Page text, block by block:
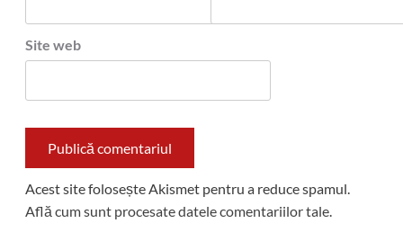
Site web
Acest site folosește Akismet pentru a reduce spamul.
Află cum sunt procesate datele comentariilor tale.